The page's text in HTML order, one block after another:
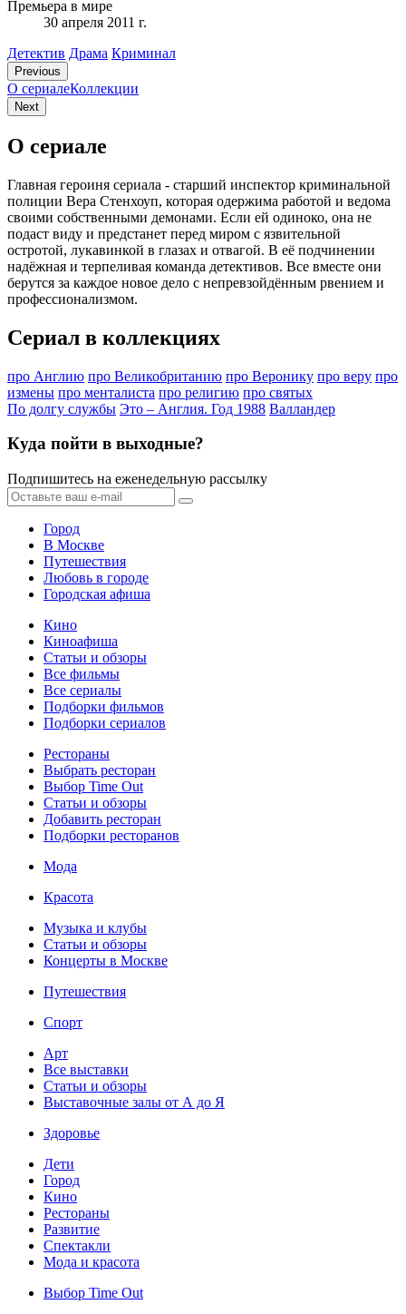
Премьера в мире
30 апреля 2011 г.
Детектив Драма Криминал
Previous
О сериалеКоллекции
Next
О сериале
Главная героиня сериала - старший инспектор криминальной
полиции Вера Стенхоуп, которая одержима работой и ведома
своими собственными демонами. Если ей одиноко, она не
подаст виду и предстанет перед миром с язвительной
остротой, лукавинкой в глазах и отвагой. В её подчинении
надёжная и терпеливая команда детективов. Все вместе они
берутся за каждое новое дело с непревзойдённым рвением и
профессионализмом.
Сериал в коллекциях
про Англию про Великобританию про Веронику про веру про
измены про менталиста про религию про святых
По долгу службы Это – Англия. Год 1988 Валландер
Куда пойти в выходные?
Подпишитесь на еженедельную рассылку
Город
В Москве
Путешествия
Любовь в городе
Городская афиша
Кино
Киноафиша
Статьи и обзоры
Все фильмы
Все сериалы
Подборки фильмов
Подборки сериалов
Рестораны
Выбрать ресторан
Выбор Time Out
Статьи и обзоры
Добавить ресторан
Подборки ресторанов
Мода
Красота
Музыка и клубы
Статьи и обзоры
Концерты в Москве
Путешествия
Спорт
Арт
Все выставки
Статьи и обзоры
Выставочные залы от А до Я
Здоровье
Дети
Город
Кино
Рестораны
Развитие
Спектакли
Мода и красота
Выбор Time Out